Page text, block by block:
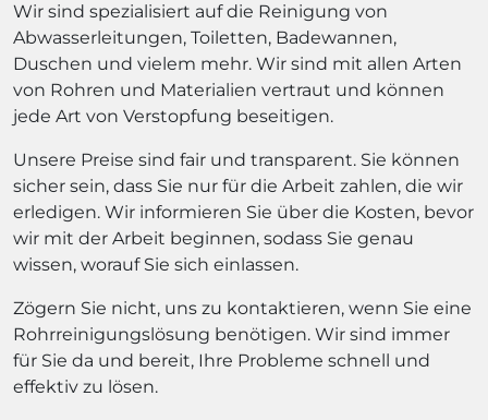
Wir sind spezialisiert auf die Reinigung von
Abwasserleitungen, Toiletten, Badewannen,
Duschen und vielem mehr. Wir sind mit allen Arten
von Rohren und Materialien vertraut und können
jede Art von Verstopfung beseitigen.
Unsere Preise sind fair und transparent. Sie können
sicher sein, dass Sie nur für die Arbeit zahlen, die wir
erledigen. Wir informieren Sie über die Kosten, bevor
wir mit der Arbeit beginnen, sodass Sie genau
wissen, worauf Sie sich einlassen.
Zögern Sie nicht, uns zu kontaktieren, wenn Sie eine
Rohrreinigungslösung benötigen. Wir sind immer
für Sie da und bereit, Ihre Probleme schnell und
effektiv zu lösen.